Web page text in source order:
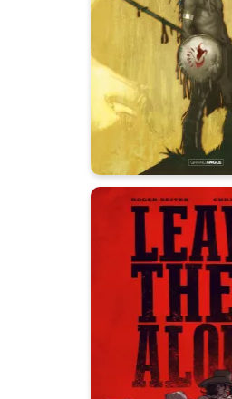
Date
16/11/2022
Le parcours
de l’aigle sacré
pendant la conquête
Un western qui sent
la boue…
Autres
Leave
-
Date
15/10/2025
Laissez-les